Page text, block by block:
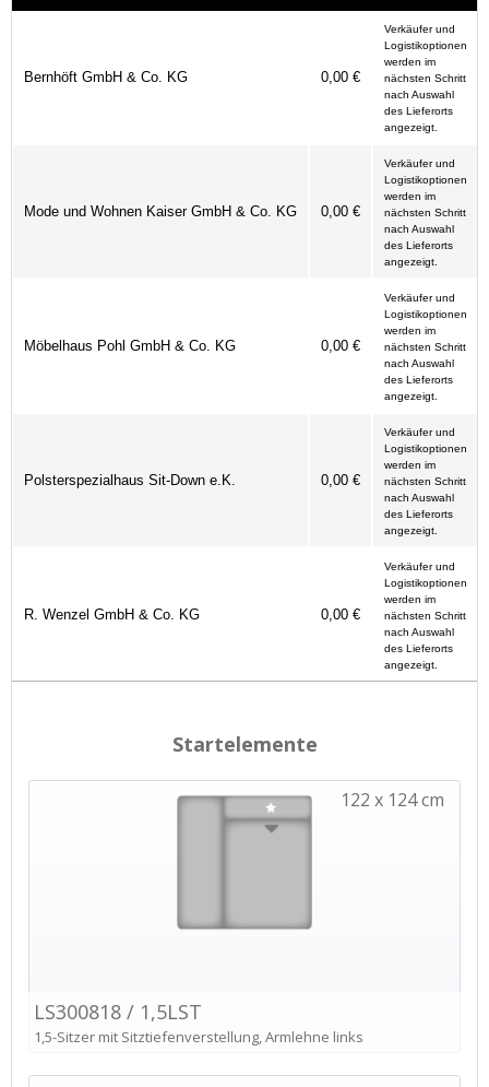
Bernhöft GmbH & Co. KG 0,00 €
Verkäufer und
Logistikoptionen
werden im
nächsten Schritt
nach Auswahl
des Lieferorts
angezeigt.
Mode und Wohnen Kaiser GmbH & Co. KG 0,00 €
Verkäufer und
Logistikoptionen
werden im
nächsten Schritt
nach Auswahl
des Lieferorts
angezeigt.
Möbelhaus Pohl GmbH & Co. KG 0,00 €
Verkäufer und
Logistikoptionen
werden im
nächsten Schritt
nach Auswahl
des Lieferorts
angezeigt.
Polsterspezialhaus Sit-Down e.K. 0,00 €
Verkäufer und
Logistikoptionen
werden im
nächsten Schritt
nach Auswahl
des Lieferorts
angezeigt.
R. Wenzel GmbH & Co. KG 0,00 €
Verkäufer und
Logistikoptionen
werden im
nächsten Schritt
nach Auswahl
des Lieferorts
angezeigt.